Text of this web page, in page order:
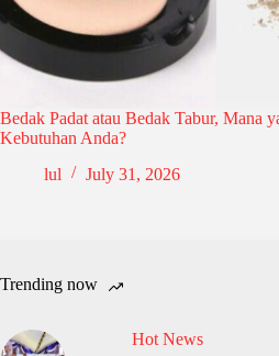
Bedak Padat atau Bedak Tabur, Mana
Kebutuhan Anda?
lul
July 31, 2026
Trending now
Hot News